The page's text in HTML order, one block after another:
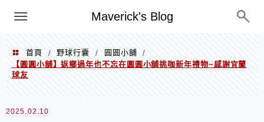
Maverick's Blog
Menu
首頁 / 野球行囊 / 圓圓小舖
/
【圓圓小舖】返鄉過年也不忘在圓圓小舖挑咖新年禮物~感謝宜蘭
球友
2025.02.10